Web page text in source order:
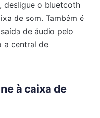
desligue o bluetooth
de som. Também é
de áudio pelo
a central de
à caixa de